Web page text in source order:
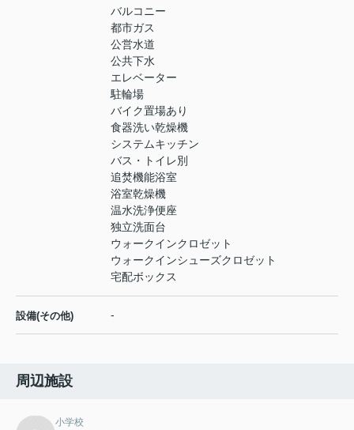
バルコニー
都市ガス
公営水道
公共下水
エレベーター
駐輪場
バイク置場あり
食器洗い乾燥機
システムキッチン
バス・トイレ別
追焚機能浴室
浴室乾燥機
温水洗浄便座
独立洗面台
ウォークインクロゼット
ウォークインシューズクロゼット
宅配ボックス
設備(その他) -
周辺施設
小学校